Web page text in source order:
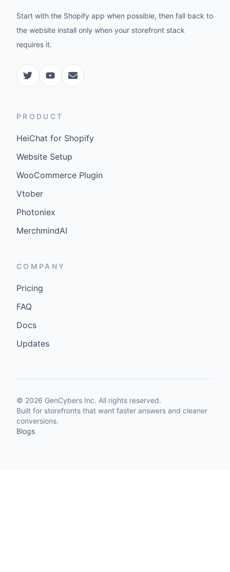
Start with the Shopify app when possible, then fall back to
the website install only when your storefront stack
requires it.
PRODUCT
HeiChat for Shopify
Website Setup
WooCommerce Plugin
Vtober
Photoniex
MerchmindAI
COMPANY
Pricing
FAQ
Docs
Updates
© 2026 GenCybers Inc. All rights reserved.
Built for storefronts that want faster answers and cleaner
conversions.
Blogs